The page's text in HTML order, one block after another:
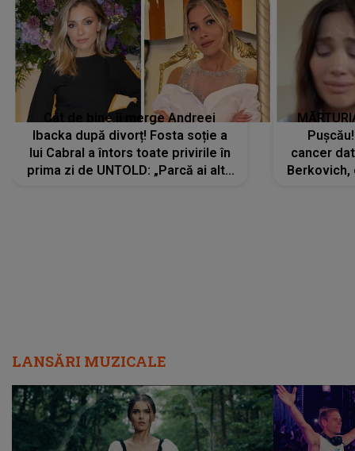
Cât de bine îi merge Andreei
Ibacka după divorț! Fosta soție a
lui Cabral a întors toate privirile în
prima zi de UNTOLD: „Parcă ai altă
cancer
Berkovich,
LANSĂRI MUZICALE